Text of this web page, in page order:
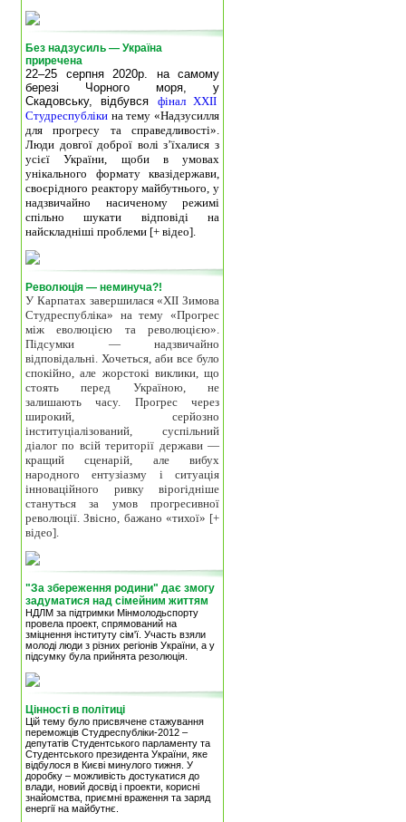
Без надзусиль — Україна
приречена
22–25 серпня 2020р. на самому
березі Чорного моря, у
Скадовську, відбувся фінал XXII
Студреспубліки на тему «Надзусилля
для прогресу та справедливості».
Люди довгої доброї волі з’їхалися з
усієї України, щоби в умовах
унікального формату квазідержави,
своєрідного реактору майбутнього, у
надзвичайно насиченому режимі
спільно шукати відповіді на
найскладніші проблеми [+ відео].
Революція — неминуча?!
У Карпатах завершилася «ХІІ Зимова
Студреспубліка» на тему «Прогрес
між еволюцією та революцією».
Підсумки — надзвичайно
відповідальні. Хочеться, аби все було
спокійно, але жорстокі виклики, що
стоять перед Україною, не
залишають часу. Прогрес через
широкий, серйозно
інституціалізований, суспільний
діалог по всій території держави —
кращий сценарій, але вибух
народного ентузіазму і ситуація
інноваційного ривку вірогідніше
стануться за умов прогресивної
революції. Звісно, бажано «тихої» [+
відео].
"За збереження родини" дає змогу
задуматися над сімейним життям
НДЛМ за підтримки Мінмолодьспорту
провела проект, спрямований на
зміцнення інституту сім'ї. Участь взяли
молоді люди з різних регіонів України, а у
підсумку була прийнята резолюція.
Цінності в політиці
Цій тему було присвячене стажування
переможців Студреспубліки-2012 –
депутатів Студентського парламенту та
Студентського президента України, яке
відбулося в Києві минулого тижня. У
доробку – можливість достукатися до
влади, новий досвід і проекти, корисні
знайомства, приємні враження та заряд
енергії на майбутнє.